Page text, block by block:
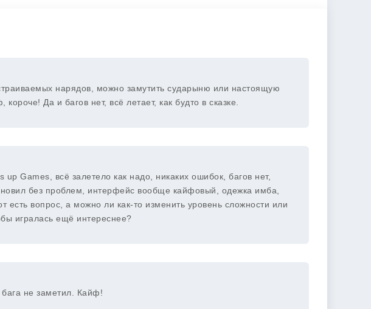
нарядов, можно замутить сударыню или настоящую
Да и багов нет, всё летает, как будто в сказке.
Games, всё залетело как надо, никаких ошибок, багов нет,
без проблем, интерфейс вообще кайфовый, одежка имба,
есть вопрос, а можно ли как-то изменить уровень сложности или
игралась ещё интереснее?
не заметил. Кайф!